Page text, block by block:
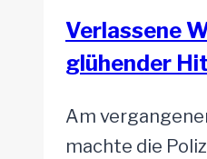
Verlassene
glühender
Am
machte die